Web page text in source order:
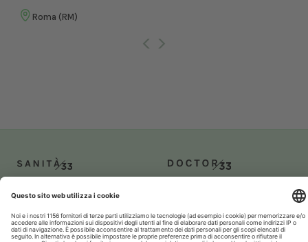
Roma (RM)